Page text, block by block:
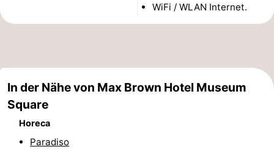
Spezial
Homohauptstadt
Rotlichtviertel
WiFi / WLAN Internet.
In der Nähe von Max Brown Hotel Museum
Square
Horeca
Paradiso